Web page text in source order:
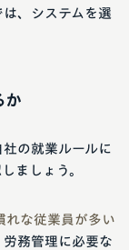
、システムを選
か
の就業ルールに
ましょう。
れな従業員が多い
労務管理に必要な